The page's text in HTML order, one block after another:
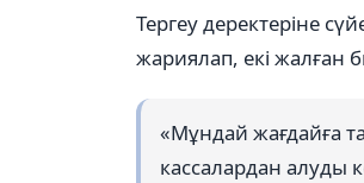
Тергеу деректеріне
жариялап, екі жалған
«Мұндай жағдайға
кассалардан алуды